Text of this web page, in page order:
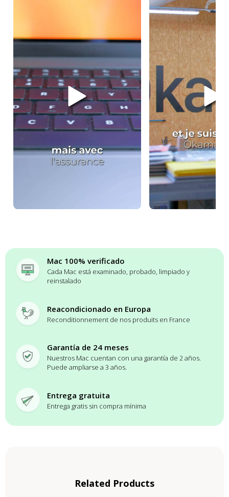
Mac 100% verificado
Cada Mac está examinado, probado, limpiado y
reinstalado
Reacondicionado en Europa
Reconditionnement de nos produits en France
Garantía de 24 meses
Nuestros Mac cuentan con una garantía de 2 años.
Puede ampliarse a 3 años.
Entrega gratuita
Entrega gratis sin compra mínima
Related Products